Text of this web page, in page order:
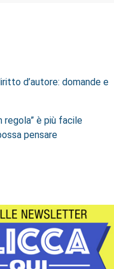
d’autore: domande e
regola” è più facile
pensare